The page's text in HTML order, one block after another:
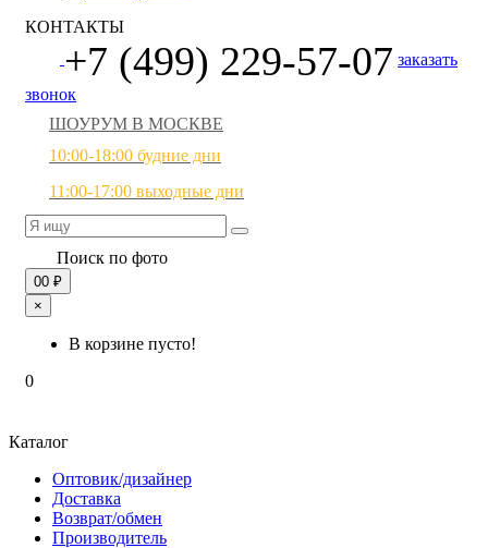
КОНТАКТЫ
+7 (499) 229-57-07 заказать
звонок
ШОУРУМ В МОСКВЕ
10:00-18:00 будние дни
11:00-17:00 выходные дни
Поиск по фото
00 ₽
×
В корзине пусто!
0
Каталог
Оптовик/дизайнер
Доставка
Возврат/обмен
Производитель